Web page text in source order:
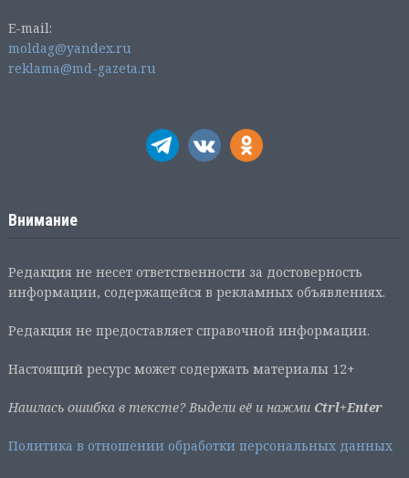
E-mail:
moldag@yandex.ru
reklama@md-gazeta.ru
Внимание
Редакция не несет ответственности за достоверность
информации, содержащейся в рекламных объявлениях.
Редакция не предоставляет справочной информации.
Настоящий ресурс может содержать материалы 12+
Нашлась ошибка в тексте? Выдели её и нажми Ctrl+Enter
Политика в отношении обработки персональных данных